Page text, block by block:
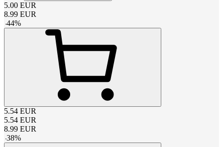
5.00 EUR
8.99 EUR
-44%
5.54 EUR
5.54 EUR
8.99 EUR
-38%